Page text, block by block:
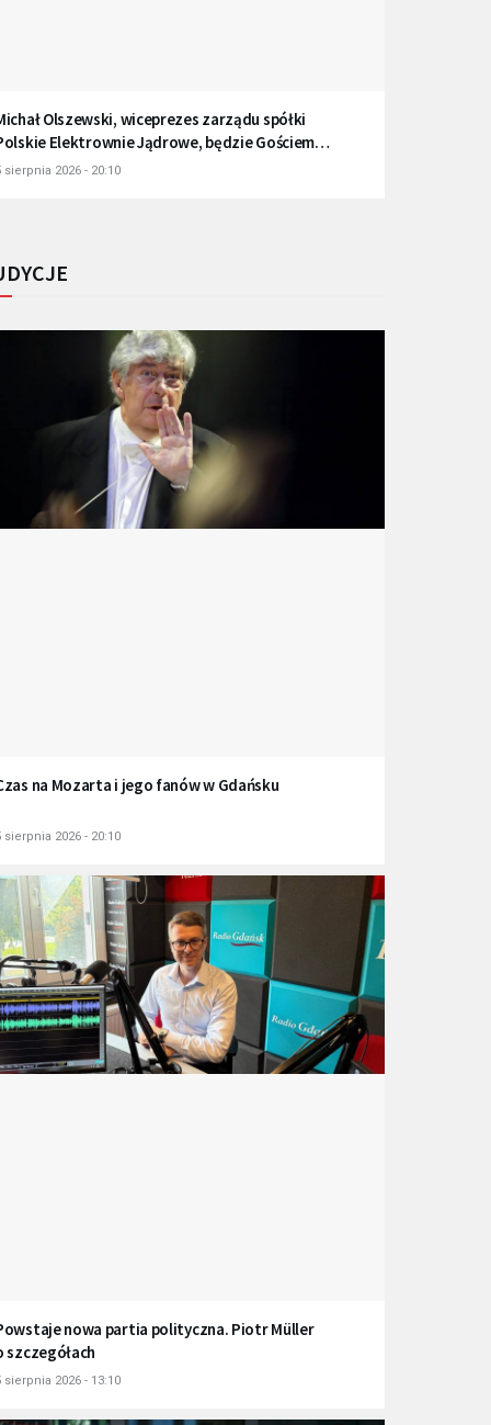
Olszewski, wiceprezes zarządu spółki
Elektrownie Jądrowe, będzie Gościem
Gdańsk
sierpnia 2026 - 20:10
na Mozarta i jego fanów w Gdańsku
sierpnia 2026 - 20:10
nowa partia polityczna. Piotr Müller
szczegółach
sierpnia 2026 - 13:10